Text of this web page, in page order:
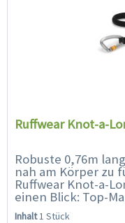
Ruffwear Knot-a-
Robuste 0,76m
nah am Körper zu
Ruffwear Knot-a-
einen Blick: Top-
praktischer...
Inhalt1 Stück